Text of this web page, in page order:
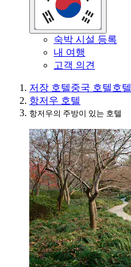
숙박 시설 등록
내 여행
고객 의견
저장 호텔중국 호텔호텔
항저우 호텔
항저우의 주방이 있는 호텔